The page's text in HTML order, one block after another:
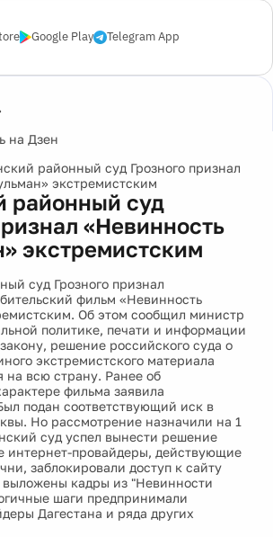
Google Play Telegram App
районный суд Грозного признал
экстремистским
районный суд
«Невинность
экстремистским
суд Грозного признал
фильм «Невинность
Об этом сообщил министр
политике, печати и информации
решение российского суда о
экстремистского материала
на всю страну. Ранее об
фильма заявила
подан соответствующий иск в
Но рассмотрение назначили на 1
суд успел вынести решение
интернет-провайдеры, действующие
заблокировали доступ к сайту
выложены кадры из "Невинности
шаги предпринимали
Дагестана и ряда других